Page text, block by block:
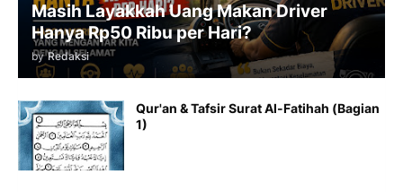
Masih Layakkah Uang Makan Driver
Hanya Rp50 Ribu per Hari?
by Redaksi
Qur'an & Tafsir Surat Al-Fatihah (Bagian
1)